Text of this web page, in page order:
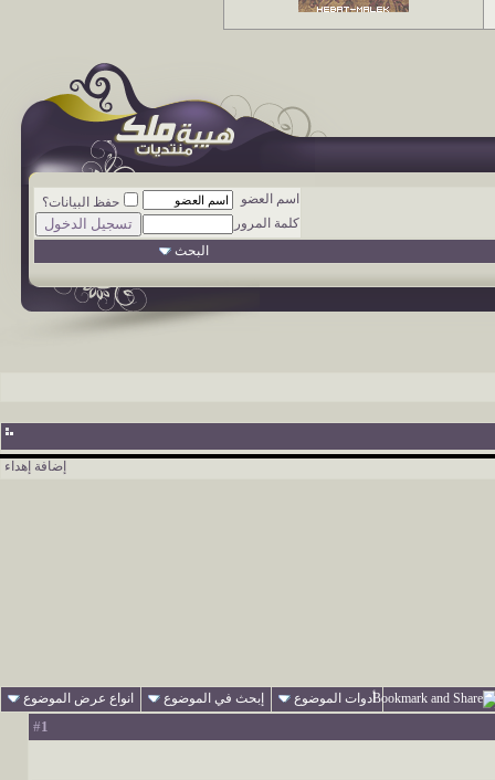
اسم العضو
حفظ البيانات؟
كلمة المرور
البحث
إضافة إهداء
أدوات الموضوع إبحث في الموضوع انواع عرض الموضوع
1